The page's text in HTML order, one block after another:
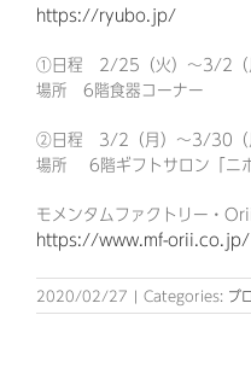
https://ryubo.jp/
①日程 2/25（火）～3/
場所 6階食器コーナー
②日程 3/2（月）～3/
場所 6階ギフトサロン「ニ
モメンタムファクトリー・
https://www.mf-orii.co.jp/
2020/02/27 | Categories: ブ